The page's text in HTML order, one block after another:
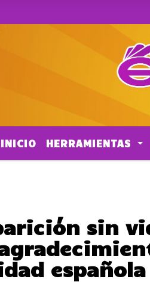
INICIO HERRAMIENTAS
sin
española